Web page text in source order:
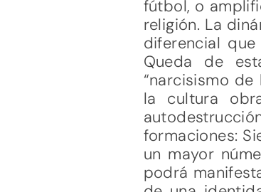
fútbol, o
religión. La
diferencial
Queda de
“narcisismo
la cultura
formaciones:
un mayor
podrá